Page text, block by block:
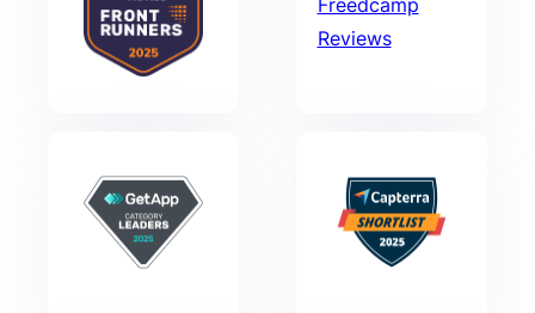
Reviews